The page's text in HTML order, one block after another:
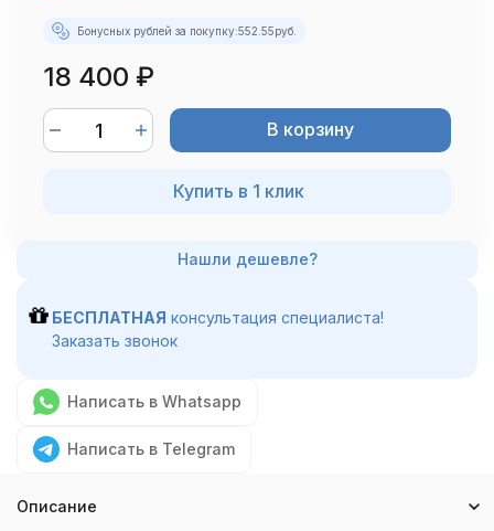
Бонусных рублей за покупку:552.55руб.
18 400 ₽
В корзину
Купить в 1 клик
БЕСПЛАТНАЯ консультация специалиста!
Заказать звонок
Написать в Whatsapp
Написать в Telegram
Описание